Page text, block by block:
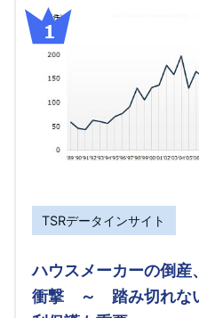
TSRデータインサイト
ハウスメーカーの倒
衝撃 ～ 踏み切れな